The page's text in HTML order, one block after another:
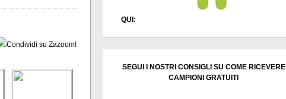
QUI:
SEGUI I NOSTRI CONSIGLI SU COME RICEVERE
CAMPIONI GRATUITI